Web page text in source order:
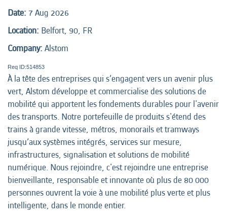
Date: 7 Aug 2026
Location: Belfort, 90, FR
Company: Alstom
Req ID:514853
À la tête des entreprises qui s’engagent vers un avenir plus
vert, Alstom développe et commercialise des solutions de
mobilité qui apportent les fondements durables pour l'avenir
des transports. Notre portefeuille de produits s'étend des
trains à grande vitesse, métros, monorails et tramways
jusqu’aux systèmes intégrés, services sur mesure,
infrastructures, signalisation et solutions de mobilité
numérique. Nous rejoindre, c'est rejoindre une entreprise
bienveillante, responsable et innovante où plus de 80 000
personnes ouvrent la voie à une mobilité plus verte et plus
intelligente, dans le monde entier.